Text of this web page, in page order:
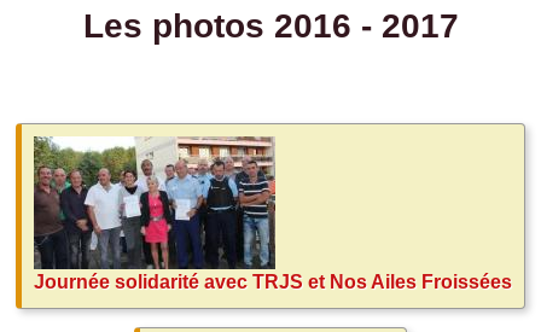
Les photos 2016 - 2017
Journée solidarité avec TRJS et Nos Ailes Froissées